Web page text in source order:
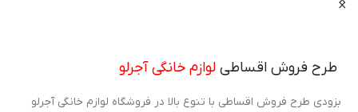
طرح فروش اقساطی لوازم خانگی آجرلو
بزودی طرح فروش اقساطی با تنوع بالا در فروشگاه لوازم خانگی آجرلو